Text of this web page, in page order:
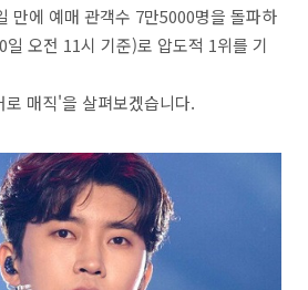
만에 예매 관객수 7만5000명을 돌파하
오전 11시 기준)로 압도적 1위를 기
매직'을 살펴보겠습니다.